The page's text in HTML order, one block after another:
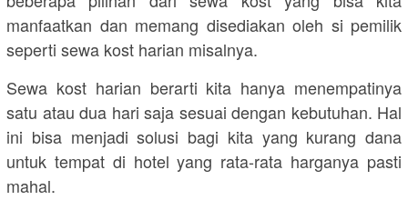
manfaatkan dan memang disediakan oleh si pemilik
seperti sewa kost harian misalnya.
Sewa kost harian berarti kita hanya menempatinya
satu atau dua hari saja sesuai dengan kebutuhan. Hal
ini bisa menjadi solusi bagi kita yang kurang dana
untuk tempat di hotel yang rata-rata harganya pasti
mahal.